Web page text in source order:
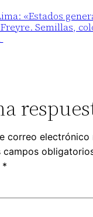
«Estados
Semillas,
correo electrónico
campos
*